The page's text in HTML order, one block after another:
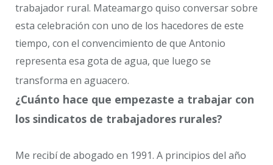
trabajador rural. Mateamargo quiso conversar sobre
esta celebración con uno de los hacedores de este
tiempo, con el convencimiento de que Antonio
representa esa gota de agua, que luego se
transforma en aguacero.
¿Cuánto hace que empezaste a trabajar con
los sindicatos de trabajadores rurales?
Me recibí de abogado en 1991. A principios del año